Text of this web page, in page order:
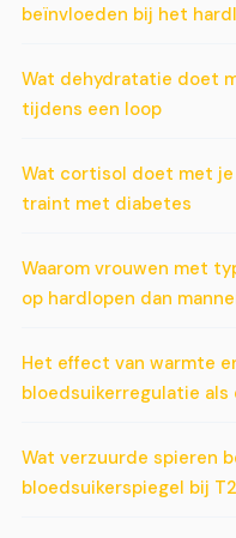
beïnvloeden bij het
Wat dehydratatie doet
tijdens een loop
Wat cortisol doet met
traint met diabetes
Waarom vrouwen met
op hardlopen dan
Het effect van warmte
bloedsuikerregulatie
Wat verzuurde spieren
bloedsuikerspiegel bij